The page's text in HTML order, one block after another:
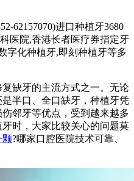
62157070)进口种植牙3680
医院,香港长者医疗券指定牙
字化种植牙,即刻种植牙等多
缺牙的主流方式之一。无论
半口、全口缺牙，种植牙凭
邻牙等优点，受到越来越多
时，大家比较关心的问题莫
颗?哪家口腔医院技术可靠、